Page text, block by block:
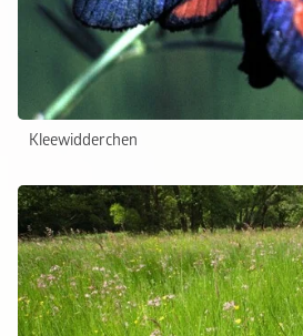
Kleewidderchen